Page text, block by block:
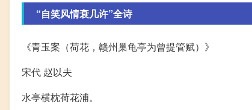
“自笑风情衰几许”全诗
《青玉案（荷花，赣州巢龟亭为曾提管赋）》
宋代 赵以夫
水亭横枕荷花浦。